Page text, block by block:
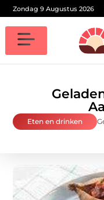
Zondag 9 Augustus 2026
Eten en drinken